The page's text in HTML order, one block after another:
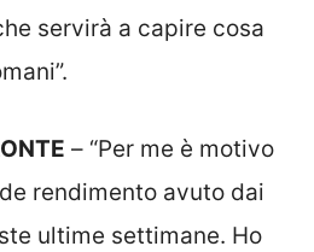
servirà a capire cosa
– “Per me è motivo
rendimento avuto dai
ultime settimane. Ho